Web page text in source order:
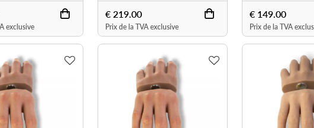
exclusive
€ 219.00
Prix de la TVA exclusive
€ 149.00
Prix de la TVA